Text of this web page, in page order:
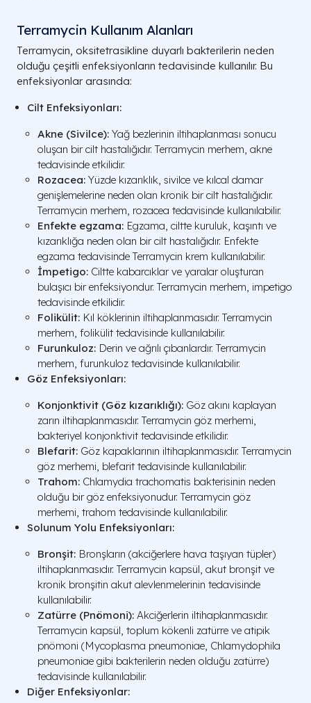
Terramycin Kullanım Alanları
Terramycin, oksitetrasikline duyarlı bakterilerin neden
olduğu çeşitli enfeksiyonların tedavisinde kullanılır. Bu
enfeksiyonlar arasında:
Cilt Enfeksiyonları:
Akne (Sivilce): Yağ bezlerinin iltihaplanması sonucu
oluşan bir cilt hastalığıdır. Terramycin merhem, akne
tedavisinde etkilidir.
Rozacea: Yüzde kızarıklık, sivilce ve kılcal damar
genişlemelerine neden olan kronik bir cilt hastalığıdır.
Terramycin merhem, rozacea tedavisinde kullanılabilir.
Enfekte egzama: Egzama, ciltte kuruluk, kaşıntı ve
kızarıklığa neden olan bir cilt hastalığıdır. Enfekte
egzama tedavisinde Terramycin krem kullanılabilir.
İmpetigo: Ciltte kabarcıklar ve yaralar oluşturan
bulaşıcı bir enfeksiyondur. Terramycin merhem, impetigo
tedavisinde etkilidir.
Folikülit: Kıl köklerinin iltihaplanmasıdır. Terramycin
merhem, folikülit tedavisinde kullanılabilir.
Furunkuloz: Derin ve ağrılı çıbanlardır. Terramycin
merhem, furunkuloz tedavisinde kullanılabilir.
Göz Enfeksiyonları:
Konjonktivit (Göz kızarıklığı): Göz akını kaplayan
zarın iltihaplanmasıdır. Terramycin göz merhemi,
bakteriyel konjonktivit tedavisinde etkilidir.
Blefarit: Göz kapaklarının iltihaplanmasıdır. Terramycin
göz merhemi, blefarit tedavisinde kullanılabilir.
Trahom: Chlamydia trachomatis bakterisinin neden
olduğu bir göz enfeksiyonudur. Terramycin göz
merhemi, trahom tedavisinde kullanılabilir.
Solunum Yolu Enfeksiyonları:
Bronşit: Bronşların (akciğerlere hava taşıyan tüpler)
iltihaplanmasıdır. Terramycin kapsül, akut bronşit ve
kronik bronşitin akut alevlenmelerinin tedavisinde
kullanılabilir.
Zatürre (Pnömoni): Akciğerlerin iltihaplanmasıdır.
Terramycin kapsül, toplum kökenli zatürre ve atipik
pnömoni (Mycoplasma pneumoniae, Chlamydophila
pneumoniae gibi bakterilerin neden olduğu zatürre)
tedavisinde kullanılabilir.
Diğer Enfeksiyonlar: